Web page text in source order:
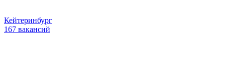
Кейтеринбург
167 вакансий